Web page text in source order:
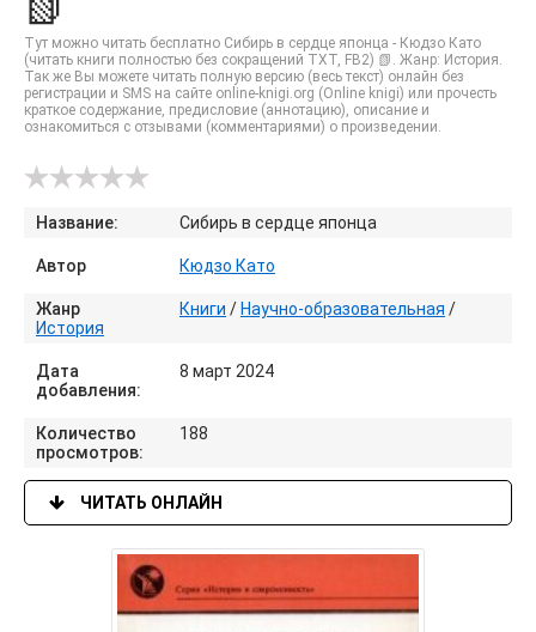
Тут можно читать бесплатно Сибирь в сердце японца - Кюдзо Като
(читать книги полностью без сокращений TXT, FB2) 📗. Жанр: История.
Так же Вы можете читать полную версию (весь текст) онлайн без
регистрации и SMS на сайте online-knigi.org (Online knigi) или прочесть
краткое содержание, предисловие (аннотацию), описание и
ознакомиться с отзывами (комментариями) о произведении.
Название: Сибирь в сердце японца
Автор Кюдзо Като
Жанр Книги / Научно-образовательная /
История
Дата
добавления:
8 март 2024
Количество
просмотров:
188
ЧИТАТЬ ОНЛАЙН